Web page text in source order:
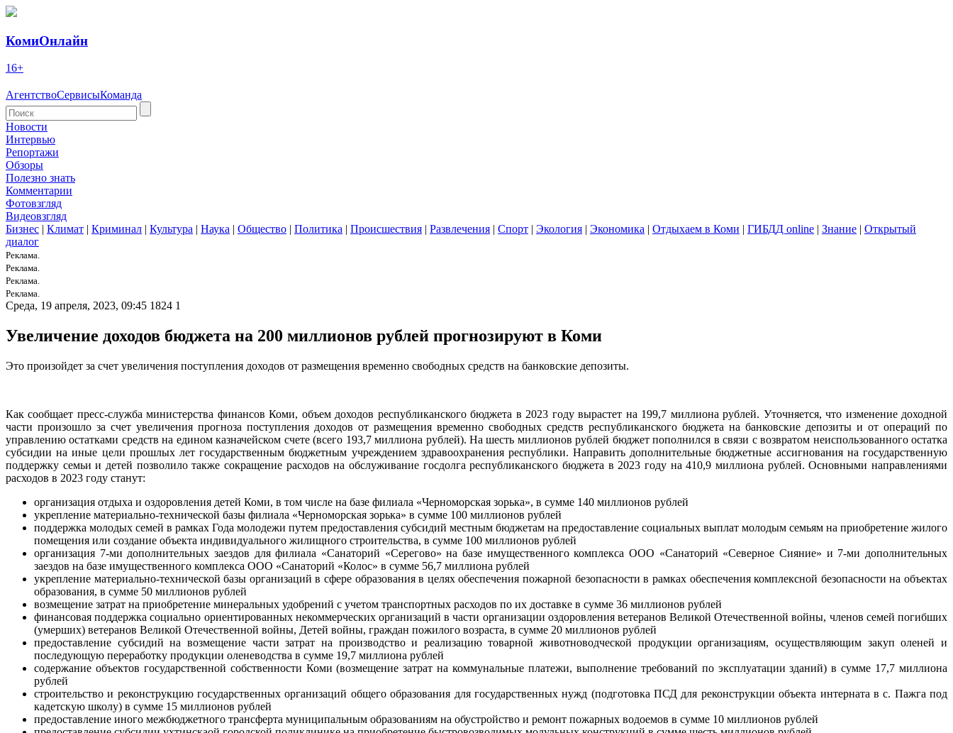
КомиОнлайн
16+
АгентствоСервисыКоманда
Новости
Интервью
Репортажи
Обзоры
Полезно знать
Комментарии
Фотовзгляд
Видеовзгляд
Бизнес | Климат | Криминал | Культура | Наука | Общество | Политика | Происшествия | Развлечения | Спорт | Экология | Экономика | Отдыхаем в Коми | ГИБДД online | Знание | Открытый
диалог
Реклама.
Реклама.
Реклама.
Реклама.
Среда, 19 апреля, 2023, 09:45 1824 1
Увеличение доходов бюджета на 200 миллионов рублей прогнозируют в Коми
Это произойдет за счет увеличения поступления доходов от размещения временно свободных средств на банковские депозиты.
Как сообщает пресс-служба министерства финансов Коми, объем доходов республиканского бюджета в 2023 году вырастет на 199,7 миллиона рублей. Уточняется, что изменение доходной
части произошло за счет увеличения прогноза поступления доходов от размещения временно свободных средств республиканского бюджета на банковские депозиты и от операций по
управлению остатками средств на едином казначейском счете (всего 193,7 миллиона рублей). На шесть миллионов рублей бюджет пополнился в связи с возвратом неиспользованного остатка
субсидии на иные цели прошлых лет государственным бюджетным учреждением здравоохранения республики. Направить дополнительные бюджетные ассигнования на государственную
поддержку семьи и детей позволило также сокращение расходов на обслуживание госдолга республиканского бюджета в 2023 году на 410,9 миллиона рублей. Основными направлениями
расходов в 2023 году станут:
организация отдыха и оздоровления детей Коми, в том числе на базе филиала «Черноморская зорька», в сумме 140 миллионов рублей
укрепление материально-технической базы филиала «Черноморская зорька» в сумме 100 миллионов рублей
поддержка молодых семей в рамках Года молодежи путем предоставления субсидий местным бюджетам на предоставление социальных выплат молодым семьям на приобретение жилого
помещения или создание объекта индивидуального жилищного строительства, в сумме 100 миллионов рублей
организация 7-ми дополнительных заездов для филиала «Санаторий «Серегово» на базе имущественного комплекса ООО «Санаторий «Северное Сияние» и 7-ми дополнительных
заездов на базе имущественного комплекса ООО «Санаторий «Колос» в сумме 56,7 миллиона рублей
укрепление материально-технической базы организаций в сфере образования в целях обеспечения пожарной безопасности в рамках обеспечения комплексной безопасности на объектах
образования, в сумме 50 миллионов рублей
возмещение затрат на приобретение минеральных удобрений с учетом транспортных расходов по их доставке в сумме 36 миллионов рублей
финансовая поддержка социально ориентированных некоммерческих организаций в части организации оздоровления ветеранов Великой Отечественной войны, членов семей погибших
(умерших) ветеранов Великой Отечественной войны, Детей войны, граждан пожилого возраста, в сумме 20 миллионов рублей
предоставление субсидий на возмещение части затрат на производство и реализацию товарной животноводческой продукции организациям, осуществляющим закуп оленей и
последующую переработку продукции оленеводства в сумме 19,7 миллиона рублей
содержание объектов государственной собственности Коми (возмещение затрат на коммунальные платежи, выполнение требований по эксплуатации зданий) в сумме 17,7 миллиона
рублей
строительство и реконструкцию государственных организаций общего образования для государственных нужд (подготовка ПСД для реконструкции объекта интерната в с. Пажга под
кадетскую школу) в сумме 15 миллионов рублей
предоставление иного межбюджетного трансферта муниципальным образованиям на обустройство и ремонт пожарных водоемов в сумме 10 миллионов рублей